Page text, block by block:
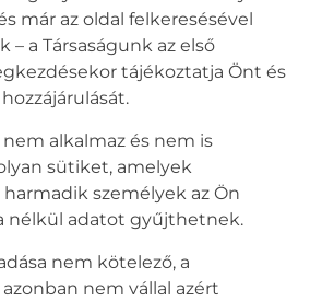
már az oldal felkeresésével
– a Társaságunk az első
tájékoztatja Önt és
alkalmaz és nem is
sütiket, amelyek
személyek az Ön
nélkül adatot gyűjthetnek.
nem kötelező, a
nem vállal azért